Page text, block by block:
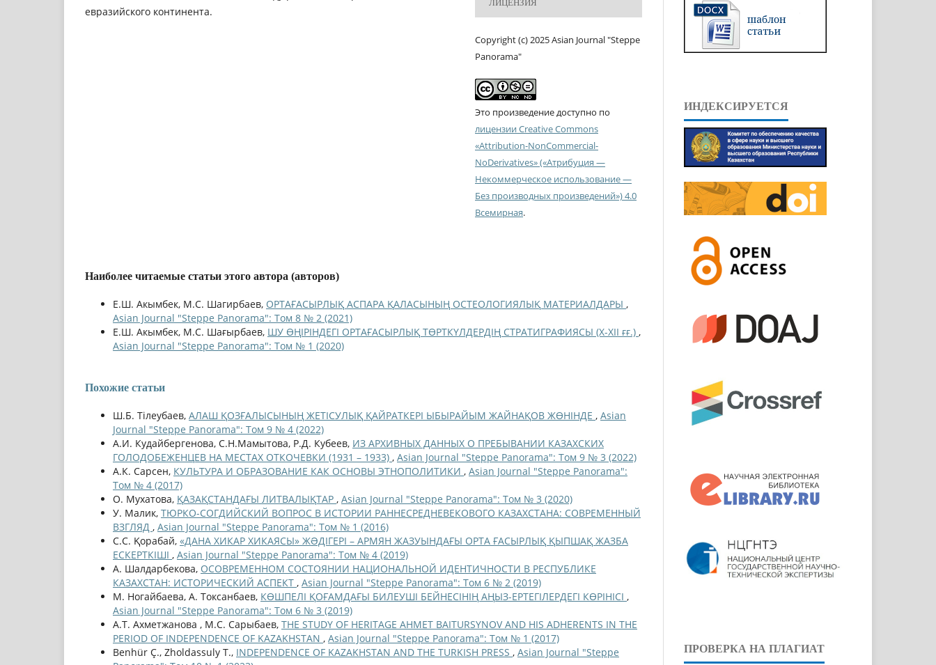
евразийского континента.
ЛИЦЕНЗИЯ
Copyright (c) 2025 Asian Journal "Steppe
Panorama"
Это произведение доступно по
лицензии Creative Commons
«Attribution-NonCommercial-
NoDerivatives» («Атрибуция —
Некоммерческое использование —
Без производных произведений») 4.0
Всемирная.
Наиболее читаемые статьи этого автора (авторов)
Е.Ш. Акымбек, М.С. Шагирбаев, ОРТАҒАСЫРЛЫҚ АСПАРА ҚАЛАСЫНЫҢ ОСТЕОЛОГИЯЛЫҚ МАТЕРИАЛДАРЫ ,
Asian Journal "Steppe Panorama": Том 8 № 2 (2021)
Е.Ш. Акымбек, М.С. Шағырбаев, ШУ ӨҢІРІНДЕГІ ОРТАҒАСЫРЛЫҚ ТӨРТКҮЛДЕРДІҢ СТРАТИГРАФИЯСЫ (Х-ХІІ ғғ.) ,
Asian Journal "Steppe Panorama": Том № 1 (2020)
Похожие статьи
Ш.Б. Тілеубаев, АЛАШ ҚОЗҒАЛЫСЫНЫҢ ЖЕТІСУЛЫҚ ҚАЙРАТКЕРІ ЫБЫРАЙЫМ ЖАЙНАҚОВ ЖӨНІНДЕ , Asian
Journal "Steppe Panorama": Том 9 № 4 (2022)
А.И. Кудайбергенова, С.Н.Мамытова, Р.Д. Кубеев, ИЗ АРХИВНЫХ ДАННЫХ О ПРЕБЫВАНИИ КАЗАХСКИХ
ГОЛОДОБЕЖЕНЦЕВ НА МЕСТАХ ОТКОЧЕВКИ (1931 – 1933) , Asian Journal "Steppe Panorama": Том 9 № 3 (2022)
А.К. Сарсен, КУЛЬТУРА И ОБРАЗОВАНИЕ КАК ОСНОВЫ ЭТНОПОЛИТИКИ , Asian Journal "Steppe Panorama":
Том № 4 (2017)
О. Мухатова, ҚАЗАҚСТАНДАҒЫ ЛИТВАЛЫҚТАР , Asian Journal "Steppe Panorama": Том № 3 (2020)
У. Малик, ТЮРКО-СОГДИЙСКИЙ ВОПРОС В ИСТОРИИ РАННЕСРЕДНЕВЕКОВОГО КАЗАХСТАНА: СОВРЕМЕННЫЙ
ВЗГЛЯД , Asian Journal "Steppe Panorama": Том № 1 (2016)
С.С. Қорабай, «ДАНА ХИКАР ХИКАЯСЫ» ЖƏДІГЕРІ – АРМЯН ЖАЗУЫНДАҒЫ ОРТА ҒАСЫРЛЫҚ ҚЫПШАҚ ЖАЗБА
ЕСКЕРТКІШІ , Asian Journal "Steppe Panorama": Том № 4 (2019)
А. Шалдарбекова, ОСОВРЕМЕННОМ СОСТОЯНИИ НАЦИОНАЛЬНОЙ ИДЕНТИЧНОСТИ В РЕСПУБЛИКЕ
КАЗАХСТАН: ИСТОРИЧЕСКИЙ АСПЕКТ , Asian Journal "Steppe Panorama": Том 6 № 2 (2019)
М. Ногайбаева, А. Токсанбаев, КӨШПЕЛІ ҚОҒАМДАҒЫ БИЛЕУШІ БЕЙНЕСІНІҢ АҢЫЗ-ЕРТЕГІЛЕРДЕГІ КӨРІНІСІ ,
Asian Journal "Steppe Panorama": Том 6 № 3 (2019)
А.Т. Ахметжанова , М.С. Сарыбаев, THE STUDY OF HERITAGE AHMET BAITURSYNOV AND HIS ADHERENTS IN THE
PERIOD OF INDEPENDENCE OF KAZAKHSTAN , Asian Journal "Steppe Panorama": Том № 1 (2017)
Benhür Ç., Zholdassuly T., INDEPENDENCE OF KAZAKHSTAN AND THE TURKISH PRESS , Asian Journal "Steppe
ИНДЕКСИРУЕТСЯ
ПРОВЕРКА НА ПЛАГИАТ